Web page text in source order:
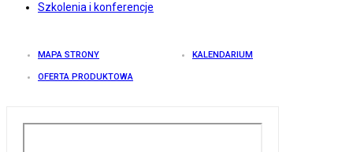
Szkolenia i konferencje
MAPA STRONY KALENDARIUM
OFERTA PRODUKTOWA